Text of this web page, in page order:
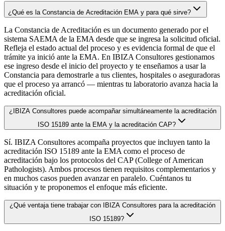
¿Qué es la Constancia de Acreditación EMA y para qué sirve?
La Constancia de Acreditación es un documento generado por el
sistema SAEMA de la EMA desde que se ingresa la solicitud oficial.
Refleja el estado actual del proceso y es evidencia formal de que el
trámite ya inició ante la EMA. En IBIZA Consultores gestionamos
ese ingreso desde el inicio del proyecto y te enseñamos a usar la
Constancia para demostrarle a tus clientes, hospitales o aseguradoras
que el proceso ya arrancó — mientras tu laboratorio avanza hacia la
acreditación oficial.
¿IBIZA Consultores puede acompañar simultáneamente la acreditación
ISO 15189 ante la EMA y la acreditación CAP?
Sí. IBIZA Consultores acompaña proyectos que incluyen tanto la
acreditación ISO 15189 ante la EMA como el proceso de
acreditación bajo los protocolos del CAP (College of American
Pathologists). Ambos procesos tienen requisitos complementarios y
en muchos casos pueden avanzar en paralelo. Cuéntanos tu
situación y te proponemos el enfoque más eficiente.
¿Qué ventaja tiene trabajar con IBIZA Consultores para la acreditación
ISO 15189?